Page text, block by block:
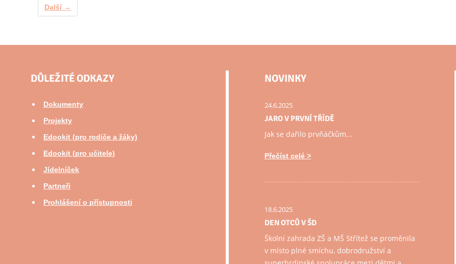
Další →
DŮLEŽITÉ ODKAZY
Dokumenty
Projekty
Edookit (pro rodiče a žáky)
Edookit (pro učitele)
Jídelníček
Partneři
Prohlášení o přístupnosti
NOVINKY
24.6.2025
JARO V PRVNÍ TŘÍDĚ
Jak se dařilo prvňáčkům...
Přečíst celé
18.6.2025
DEN OTCŮ V ŠD
Školní zahrada ZŠ a MŠ Střítež se proměnila
v místo plné smíchu, dobrodružství a